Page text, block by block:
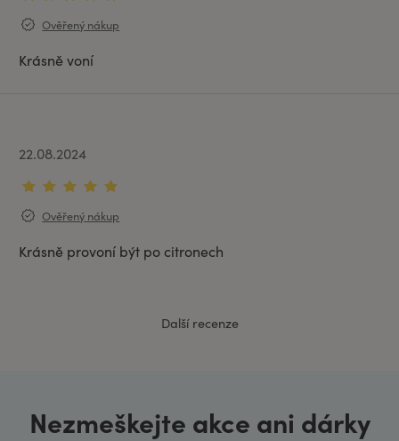
Ověřený nákup
Krásně voní
22.08.2024
Ověřený nákup
Krásně provoní být po citronech
Další recenze
Nezmeškejte akce ani dárky